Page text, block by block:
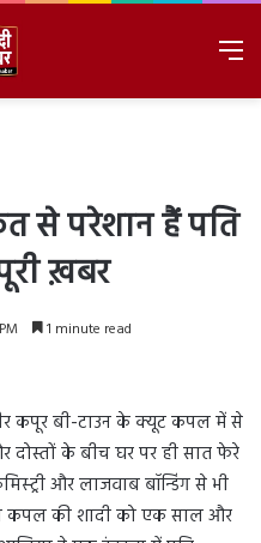
से परेशान हैं पति
ख़बर
1 minute read
कपूर बी-टाउन के क्यूट कपल में से
दोस्तों के बीच घर पर ही सात फेरे
और लाजवाब बॉन्डिंग से भी
कपल की शादी को एक साल और